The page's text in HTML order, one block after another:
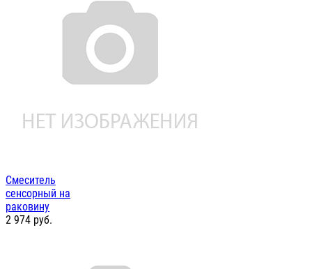
Смеситель
сенсорный на
раковину
2 974 руб.